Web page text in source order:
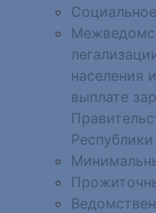
населения
выплате
Республики